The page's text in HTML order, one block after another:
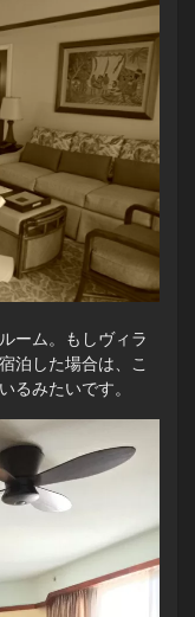
ーム。もしヴィラ
泊した場合は、こ
るみたいです。